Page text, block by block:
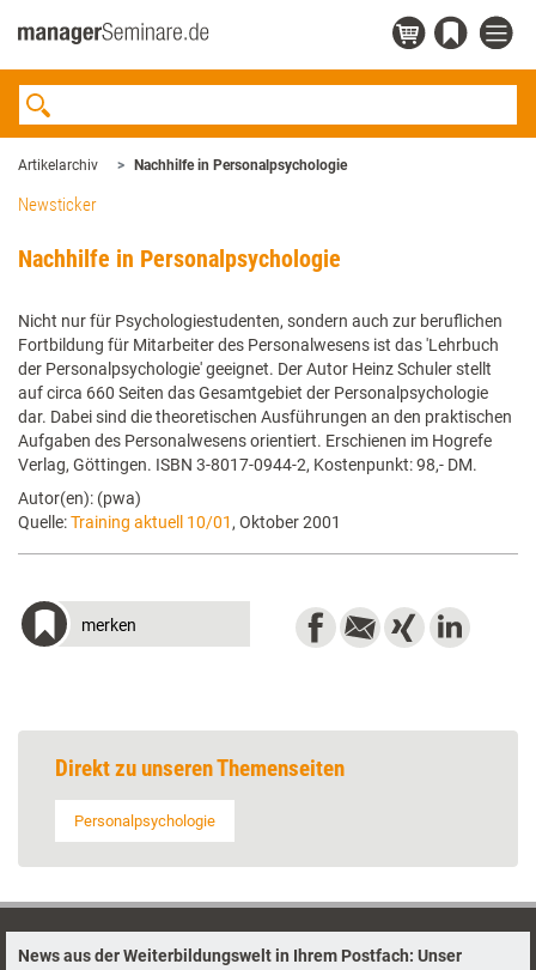
Artikelarchiv Nachhilfe in Personalpsychologie
Newsticker
Nachhilfe in Personalpsychologie
Nicht nur für Psychologiestudenten, sondern auch zur beruflichen
Fortbildung für Mitarbeiter des Personalwesens ist das 'Lehrbuch
der Personalpsychologie' geeignet. Der Autor Heinz Schuler stellt
auf circa 660 Seiten das Gesamtgebiet der Personalpsychologie
dar. Dabei sind die theoretischen Ausführungen an den praktischen
Aufgaben des Personalwesens orientiert. Erschienen im Hogrefe
Verlag, Göttingen. ISBN 3-8017-0944-2, Kostenpunkt: 98,- DM.
Autor(en): (pwa)
Quelle:Training aktuell 10/01 , Oktober 2001
merken
Direkt zu unseren Themenseiten
Personalpsychologie
News aus der Weiterbildungswelt in Ihrem Postfach: Unser